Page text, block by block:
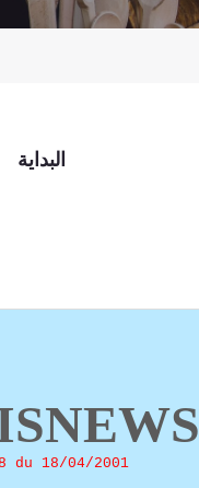
البداية
du 18/04/2001